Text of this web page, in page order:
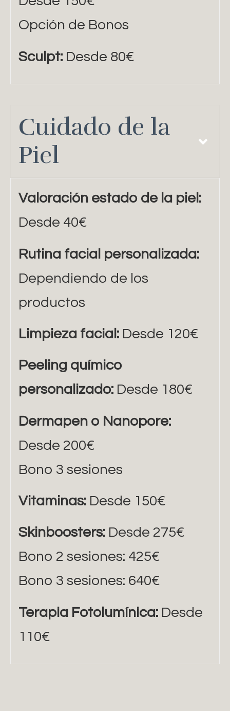
Opción de Bonos
Sculpt: Desde 80€
Cuidado de la
Piel
Valoración estado de la piel:
Desde 40€
Rutina facial personalizada:
Dependiendo de los
productos
Limpieza facial: Desde 120€
Peeling químico
personalizado: Desde 180€
Dermapen o Nanopore:
Desde 200€
Bono 3 sesiones
Vitaminas: Desde 150€
Skinboosters: Desde 275€
Bono 2 sesiones: 425€
Bono 3 sesiones: 640€
Terapia Fotolumínica: Desde
110€